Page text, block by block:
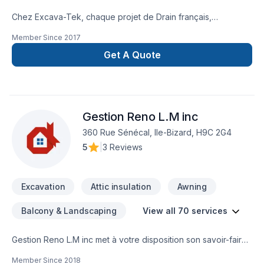
Chez Excava-Tek, chaque projet de Drain français,
Transport, Travaux routiers est l'occasion de démontrer
notre engagement envers la qualité et la satisfaction client à
Eastern
main irréprochable. Parlons de votre projet aujourd'hui et
voyons comment nous pouvons vous aider.
Member Since 2017
Get A Quote
Gestion Reno L.M inc
360 Rue Sénécal, Ile-Bizard, H9C 2G4
5
3 Reviews
Excavation Attic insulation Awning
Balcony & Landscaping View all 70 services
Gestion Reno L.M inc met à votre disposition son savoir-faire
Member Since 2018